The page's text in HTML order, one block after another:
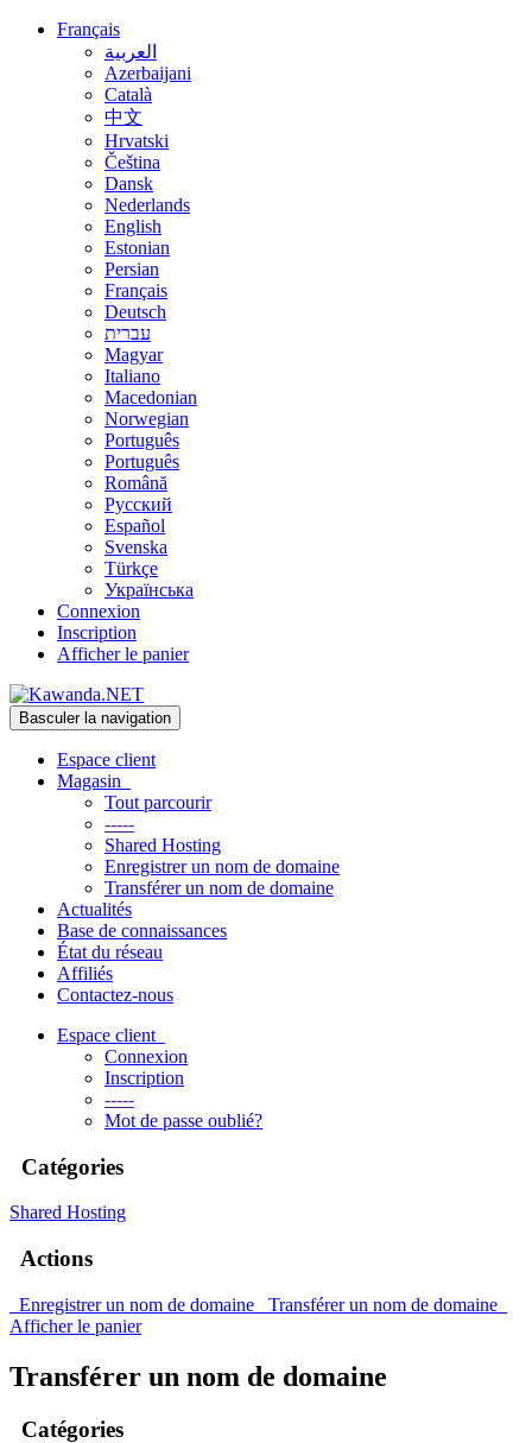
Français
العربية
Azerbaijani
Català
中文
Hrvatski
Čeština
Dansk
Nederlands
English
Estonian
Persian
Français
Deutsch
עברית
Magyar
Italiano
Macedonian
Norwegian
Português
Português
Română
Русский
Español
Svenska
Türkçe
Українська
Connexion
Inscription
Afficher le panier
Basculer la navigation
Espace client
Magasin
Tout parcourir
-----
Shared Hosting
Enregistrer un nom de domaine
Transférer un nom de domaine
Actualités
Base de connaissances
État du réseau
Affiliés
Contactez-nous
Espace client
Connexion
Inscription
-----
Mot de passe oublié?
Catégories
Shared Hosting
Actions
Enregistrer un nom de domaine
Transférer un nom de domaine
Afficher le panier
Transférer un nom de domaine
Catégories